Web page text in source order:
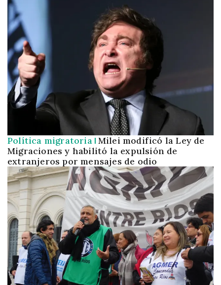
Política migratoria Milei modificó la Ley de
Migraciones y habilitó la expulsión de
extranjeros por mensajes de odio